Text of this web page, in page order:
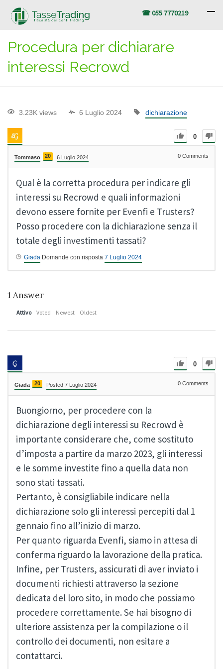
☎ 055 7770219
Procedura per dichiarare
interessi Recrowd
3.23K views 6 Luglio 2024 dichiarazione
0
Tommaso 20 6 Luglio 2024 0 Comments
Qual è la corretta procedura per indicare gli
interessi su Recrowd e quali informazioni
devono essere fornite per Evenfi e Trusters?
Posso procedere con la dichiarazione senza il
totale degli investimenti tassati?
Giada Domande con risposta 7 Luglio 2024
1 Answer
Attivo Voted Newest Oldest
0
Giada 20 Posted 7 Luglio 2024 0 Comments
Buongiorno, per procedere con la
dichiarazione degli interessi su Recrowd è
importante considerare che, come sostituto
d’imposta a partire da marzo 2023, gli interessi
e le somme investite fino a quella data non
sono stati tassati.
Pertanto, è consigliabile indicare nella
dichiarazione solo gli interessi percepiti dal 1
gennaio fino all’inizio di marzo.
Per quanto riguarda Evenfi, siamo in attesa di
conferma riguardo la lavorazione della pratica.
Infine, per Trusters, assicurati di aver inviato i
documenti richiesti attraverso la sezione
dedicata del loro sito, in modo che possiamo
procedere correttamente. Se hai bisogno di
ulteriore assistenza per la compilazione o il
controllo dei documenti, non esitare a
contattarci.